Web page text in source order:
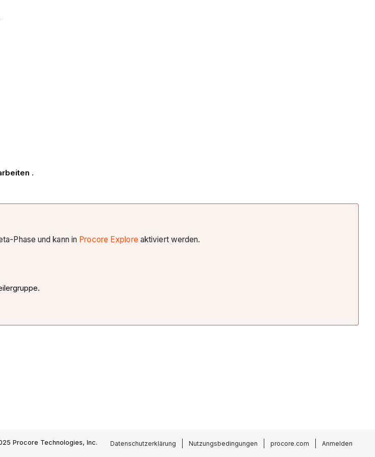
.
Phase und kann in Procore Explore aktiviert werden.
Procore Technologies, Inc. Datenschutzerklärung Nutzungsbedingungen procore.com Anmelden